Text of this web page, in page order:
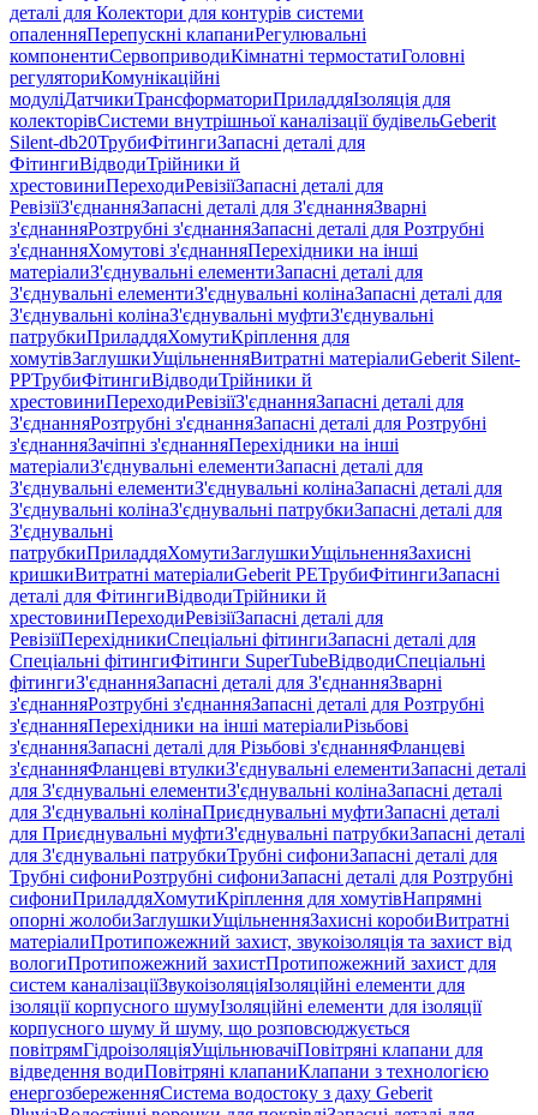
деталі для Колектори для контурів системи
опаленняПерепускні клапаниРегулювальні
компонентиСервоприводиКімнатні термостатиГоловні
регуляториКомунікаційні
модуліДатчикиТрансформаториПриладдяІзоляція для
колекторівСистеми внутрішньої каналізації будівельGeberit
Silent-db20ТрубиФітингиЗапасні деталі для
ФітингиВідводиТрійники й
хрестовиниПереходиРевізіїЗапасні деталі для
РевізіїЗ'єднанняЗапасні деталі для З'єднанняЗварні
з'єднанняРозтрубні з'єднанняЗапасні деталі для Розтрубні
з'єднанняХомутові з'єднанняПерехідники на інші
матеріалиЗ'єднувальні елементиЗапасні деталі для
З'єднувальні елементиЗ'єднувальні колінаЗапасні деталі для
З'єднувальні колінаЗ'єднувальні муфтиЗ'єднувальні
патрубкиПриладдяХомутиКріплення для
хомутівЗаглушкиУщільненняВитратні матеріалиGeberit Silent-
PPТрубиФітингиВідводиТрійники й
хрестовиниПереходиРевізіїЗ'єднанняЗапасні деталі для
З'єднанняРозтрубні з'єднанняЗапасні деталі для Розтрубні
з'єднанняЗачіпні з'єднанняПерехідники на інші
матеріалиЗ'єднувальні елементиЗапасні деталі для
З'єднувальні елементиЗ'єднувальні колінаЗапасні деталі для
З'єднувальні колінаЗ'єднувальні патрубкиЗапасні деталі для
З'єднувальні
патрубкиПриладдяХомутиЗаглушкиУщільненняЗахисні
кришкиВитратні матеріалиGeberit PEТрубиФітингиЗапасні
деталі для ФітингиВідводиТрійники й
хрестовиниПереходиРевізіїЗапасні деталі для
РевізіїПерехідникиСпеціальні фітингиЗапасні деталі для
Спеціальні фітингиФітинги SuperTubeВідводиСпеціальні
фітингиЗ'єднанняЗапасні деталі для З'єднанняЗварні
з'єднанняРозтрубні з'єднанняЗапасні деталі для Розтрубні
з'єднанняПерехідники на інші матеріалиРізьбові
з'єднанняЗапасні деталі для Різьбові з'єднанняФланцеві
з'єднанняФланцеві втулкиЗ'єднувальні елементиЗапасні деталі
для З'єднувальні елементиЗ'єднувальні колінаЗапасні деталі
для З'єднувальні колінаПриєднувальні муфтиЗапасні деталі
для Приєднувальні муфтиЗ'єднувальні патрубкиЗапасні деталі
для З'єднувальні патрубкиТрубні сифониЗапасні деталі для
Трубні сифониРозтрубні сифониЗапасні деталі для Розтрубні
сифониПриладдяХомутиКріплення для хомутівНапрямні
опорні жолобиЗаглушкиУщільненняЗахисні коробиВитратні
матеріалиПротипожежний захист, звукоізоляція та захист від
вологиПротипожежний захистПротипожежний захист для
систем каналізаціїЗвукоізоляціяІзоляційні елементи для
ізоляції корпусного шумуІзоляційні елементи для ізоляції
корпусного шуму й шуму, що розповсюджується
повітрямГідроізоляціяУщільнювачіПовітряні клапани для
відведення водиПовітряні клапаниКлапани з технологією
енергозбереженняСистема водостоку з даху Geberit